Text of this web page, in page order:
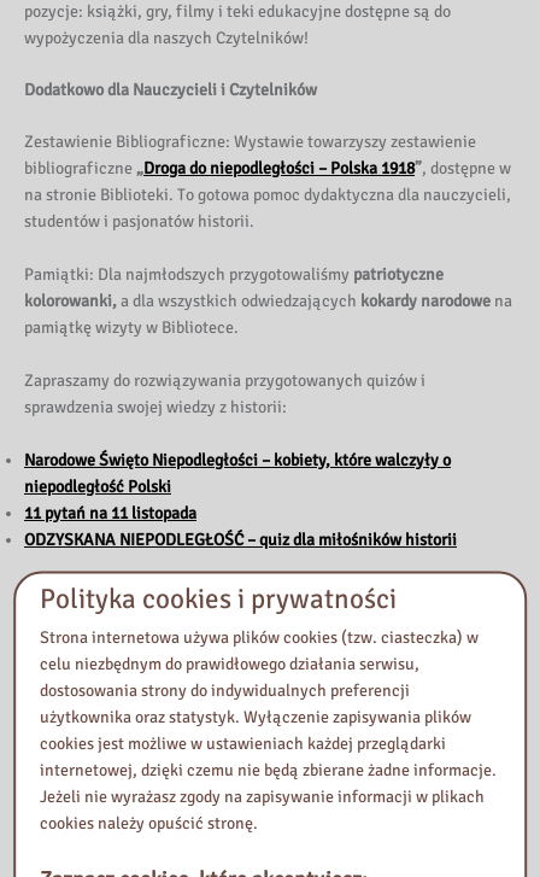
pozycje: książki, gry, filmy i teki edukacyjne dostępne są do
wypożyczenia dla naszych Czytelników!
Dodatkowo dla Nauczycieli i Czytelników
Zestawienie Bibliograficzne: Wystawie towarzyszy zestawienie
bibliograficzne „Droga do niepodległości – Polska 1918”, dostępne w
na stronie Biblioteki. To gotowa pomoc dydaktyczna dla nauczycieli,
studentów i pasjonatów historii.
Pamiątki: Dla najmłodszych przygotowaliśmy patriotyczne
kolorowanki,a dla wszystkich odwiedzających kokardy narodowe na
pamiątkę wizyty w Bibliotece.
Zapraszamy do rozwiązywania przygotowanych quizów i
sprawdzenia swojej wiedzy z historii:
Narodowe Święto Niepodległości – kobiety, które walczyły o
niepodległość Polski
11 pytań na 11 listopada
ODZYSKANA NIEPODLEGŁOŚĆ – quiz dla miłośników historii
Dzień przed Narodowym Świętem Niepodległości (10 listopada) na
bibliotecznym
pojawi sięrolka
Zachęcamy do jej obejrzenia – sprawdzimy w niej znajomość
patriotycznychwśród osób pracujących w Bibliotece.
Na koniec zaś wspólnie zaśpiewamy jedną z nich. Którą? Tego
dowiedzą się Państwo już 10 listopada, odwiedzając naszego
bibliotecznego Facebooka!
Polityka cookies i prywatności
Strona internetowa używa plików cookies (tzw. ciasteczka) w
celu niezbędnym do prawidłowego działania serwisu,
dostosowania strony do indywidualnych preferencji
użytkownika oraz statystyk. Wyłączenie zapisywania plików
cookies jest możliwe w ustawieniach każdej przeglądarki
internetowej, dzięki czemu nie będą zbierane żadne informacje.
Jeżeli nie wyrażasz zgody na zapisywanie informacji w plikach
cookies należy opuścić stronę.